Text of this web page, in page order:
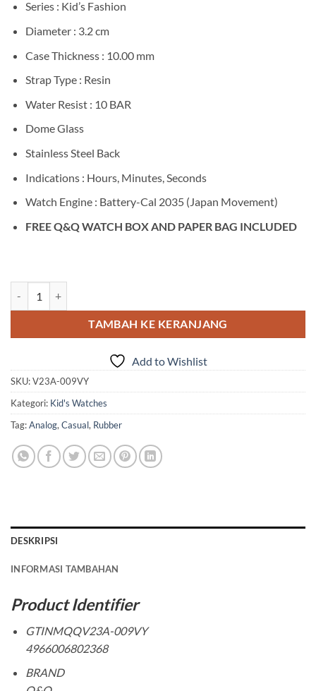
Series : Kid’s Fashion
Diameter : 3.2 cm
Case Thickness : 10.00 mm
Strap Type : Resin
Water Resist : 10 BAR
Dome Glass
Stainless Steel Back
Indications : Hours, Minutes, Seconds
Watch Engine : Battery-Cal 2035 (Japan Movement)
FREE Q&Q WATCH BOX AND PAPER BAG INCLUDED
TAMBAH KE KERANJANG
Add to Wishlist
SKU:V23A-009VY
Kategori: Kid's Watches
Tag:Analog,Casual, Rubber
DESKRIPSI
INFORMASI TAMBAHAN
Product Identifier
GTINMQQV23A-009VY
4966006802368
BRAND